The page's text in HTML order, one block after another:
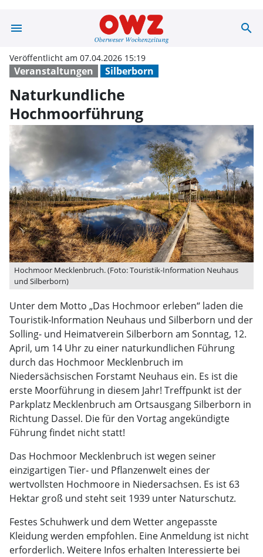
menu Naturkundliche
search
Veranstaltungen Silberborn
Veröffentlicht am 07.04.2026 15:19
Naturkundliche
Hochmoorführung
Hochmoor Mecklenbruch. (Foto: Touristik-Information Neuhaus
und Silberborn)
Unter dem Motto „Das Hochmoor erleben“ laden die
Touristik-Information Neuhaus und Silberborn und der
Solling- und Heimatverein Silberborn am Sonntag, 12.
April, um 14 Uhr zu einer naturkundlichen Führung
durch das Hochmoor Mecklenbruch im
Niedersächsischen Forstamt Neuhaus ein. Es ist die
erste Moorführung in diesem Jahr! Treffpunkt ist der
Parkplatz Mecklenbruch am Ortsausgang Silberborn in
Richtung Dassel. Die für den Vortag angekündigte
Führung findet nicht statt!
Das Hochmoor Mecklenbruch ist wegen seiner
einzigartigen Tier- und Pflanzenwelt eines der
wertvollsten Hochmoore in Niedersachsen. Es ist 63
Hektar groß und steht seit 1939 unter Naturschutz.
Festes Schuhwerk und dem Wetter angepasste
Kleidung werden empfohlen. Eine Anmeldung ist nicht
erforderlich. Weitere Infos erhalten Interessierte bei